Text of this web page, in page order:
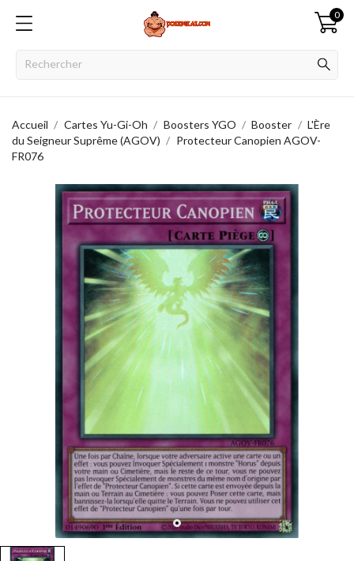
0
Accueil Cartes Yu-Gi-Oh Boosters YGO Booster
L'Ère
du Seigneur Suprême (AGOV)
Protecteur Canopien AGOV-
FR076